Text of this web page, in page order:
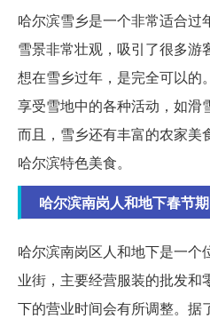
哈尔滨雪乡是一个非常适合过
雪景非常壮观，吸引了很多游
想在雪乡过年，是完全可以的
享受雪地中的各种活动，如滑
而且，雪乡还有丰富的农家美
哈尔滨特色美食。
哈尔滨南岗人和地下春节
哈尔滨南岗区人和地下是一个
业街，主要经营服装的批发和
下的营业时间会有所调整。据